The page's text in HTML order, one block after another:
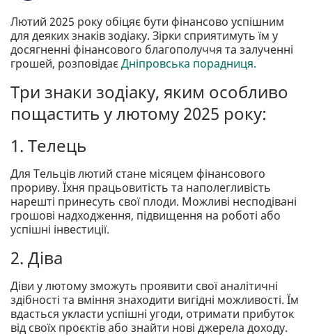
Лютий 2025 року обіцяє бути фінансово успішним
для деяких знаків зодіаку. Зірки сприятимуть їм у
досягненні фінансового благополуччя та залученні
грошей, розповідаєДніпровська порадниця.
Три знаки зодіаку, яким особливо
пощастить у лютому 2025 року:
1. Телець
Для Тельців лютий стане місяцем фінансового
прориву. Їхня працьовитість та наполегливість
нарешті принесуть свої плоди. Можливі несподівані
грошові надходження, підвищення на роботі або
успішні інвестиції.
2. Діва
Діви у лютому зможуть проявити свої аналітичні
здібності та вміння знаходити вигідні можливості. Їм
вдасться укласти успішні угоди, отримати прибуток
від своїх проєктів або знайти нові джерела доходу.